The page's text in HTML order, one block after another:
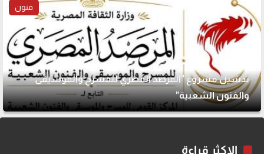
فنون
تدشين مشروع "المرصد المصري للمسرح والموسيقى
والفنون الشعبية"
الاكثر قراءة